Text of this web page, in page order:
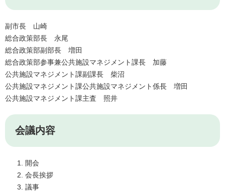
副市長 山崎
総合政策部長 永尾
総合政策部副部長 増田
総合政策部参事兼公共施設マネジメント課長 加藤
公共施設マネジメント課副課長 柴沼
公共施設マネジメント課公共施設マネジメント係長 増田
公共施設マネジメント課主査 照井
会議内容
開会
会長挨拶
議事